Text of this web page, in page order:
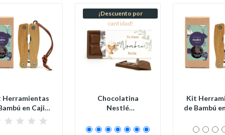
Herramientas
en Cajita
Kraft...
¡Descuento por
cantidad!
Chocolatina
Nestlé
Detalles...
Kit
de Bambú